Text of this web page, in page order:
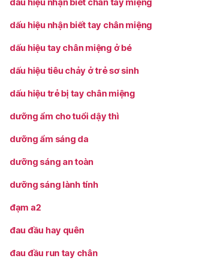
dấu hiệu nhận biết tay chân miệng
dấu hiệu tay chân miệng ở bé
dấu hiệu tiêu chảy ở trẻ sơ sinh
dấu hiệu trẻ bị tay chân miệng
dưỡng ẩm cho tuổi dậy thì
dưỡng ẩm sáng da
dưỡng sáng an toàn
dưỡng sáng lành tính
đạm a2
đau đầu hay quên
đau đầu run tay chân